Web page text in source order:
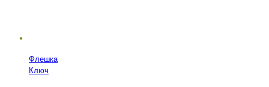
Флешка
Ключ